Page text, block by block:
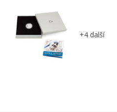
+4 další